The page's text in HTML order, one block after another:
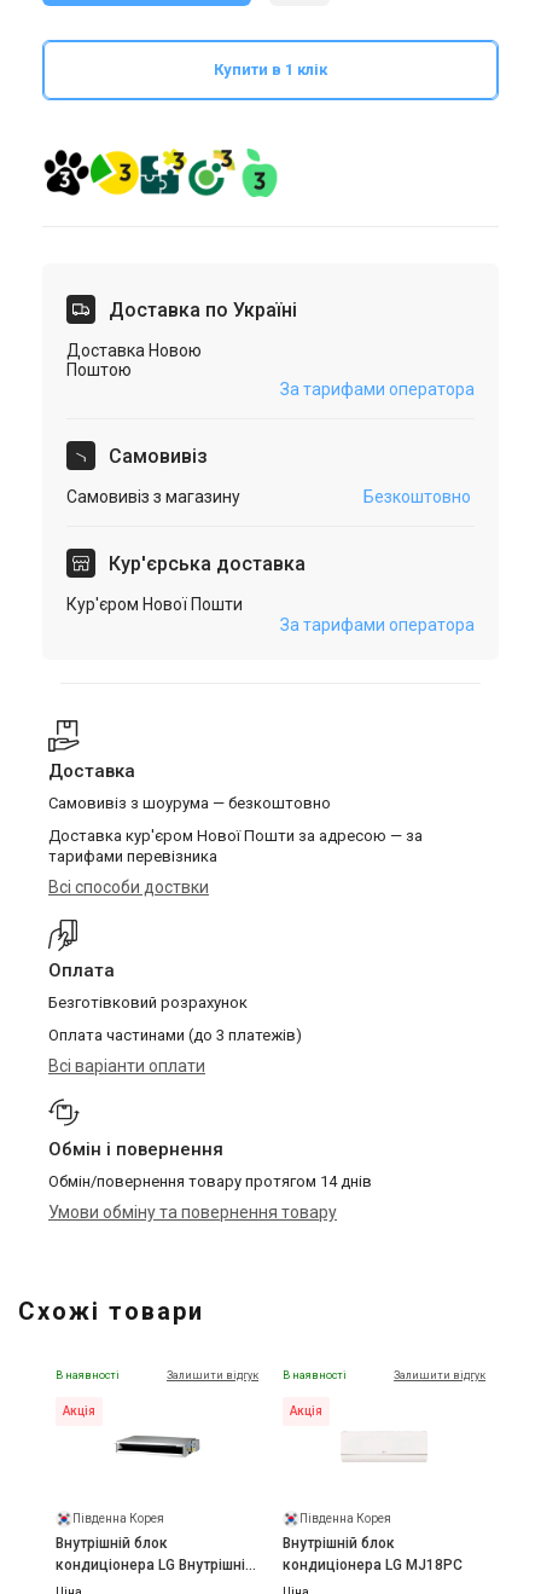
Купити в 1 клік
Доставка по Україні
Доставка Новою
Поштою
За тарифами оператора
Самовивіз
Самовивіз з магазину Безкоштовно
Кур'єрська доставка
Кур'єром Нової Пошти
За тарифами оператора
Доставка
Самовивіз з шоурума — безкоштовно
Доставка кур'єром Нової Пошти за адресою — за
тарифами перевізника
Всі способи доствки
Оплата
Безготівковий розрахунок
Оплата частинами (до 3 платежів)
Всі варіанти оплати
Обмін і повернення
Обмін/повернення товару протягом 14 днів
Умови обміну та повернення товару
Схожі товари
В наявності Залишити відгук
Акція
Південна Корея
Внутрішній блок
кондиціонера LG Внутрішній
блок LG CL09R
В наявності Залишити відгук
Акція
Південна Корея
Внутрішній блок
кондиціонера LG MJ18PC